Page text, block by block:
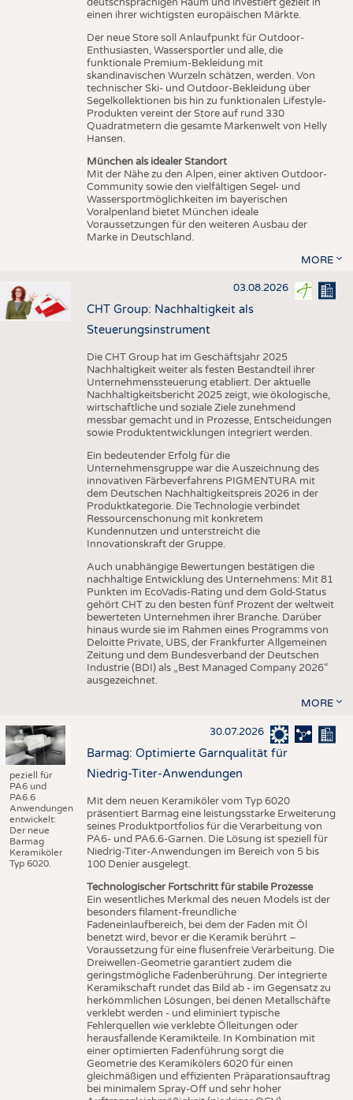
einen ihrer wichtigsten europäischen Märkte.
Der neue Store soll Anlaufpunkt für Outdoor-
Enthusiasten, Wassersportler und alle, die
funktionale Premium-Bekleidung mit
skandinavischen Wurzeln schätzen, werden. Von
technischer Ski- und Outdoor-Bekleidung über
Segelkollektionen bis hin zu funktionalen Lifestyle-
Produkten vereint der Store auf rund 330
Quadratmetern die gesamte Markenwelt von Helly
Hansen.
München als idealer Standort
Mit der Nähe zu den Alpen, einer aktiven Outdoor-
Community sowie den vielfältigen Segel- und
Wassersportmöglichkeiten im bayerischen
Voralpenland bietet München ideale
Voraussetzungen für den weiteren Ausbau der
Marke in Deutschland.
MORE
03.08.2026
CHT Group: Nachhaltigkeit als
Steuerungsinstrument
Die CHT Group hat im Geschäftsjahr 2025
Nachhaltigkeit weiter als festen Bestandteil ihrer
Unternehmenssteuerung etabliert. Der aktuelle
Nachhaltigkeitsbericht 2025 zeigt, wie ökologische,
wirtschaftliche und soziale Ziele zunehmend
messbar gemacht und in Prozesse, Entscheidungen
sowie Produktentwicklungen integriert werden.
Ein bedeutender Erfolg für die
Unternehmensgruppe war die Auszeichnung des
innovativen Färbeverfahrens PIGMENTURA mit
dem Deutschen Nachhaltigkeitspreis 2026 in der
Produktkategorie. Die Technologie verbindet
Ressourcenschonung mit konkretem
Kundennutzen und unterstreicht die
Innovationskraft der Gruppe.
Auch unabhängige Bewertungen bestätigen die
nachhaltige Entwicklung des Unternehmens: Mit 81
Punkten im EcoVadis-Rating und dem Gold-Status
gehört CHT zu den besten fünf Prozent der weltweit
bewerteten Unternehmen ihrer Branche. Darüber
hinaus wurde sie im Rahmen eines Programms von
Deloitte Private, UBS, der Frankfurter Allgemeinen
Zeitung und dem Bundesverband der Deutschen
Industrie (BDI) als „Best Managed Company 2026“
ausgezeichnet.
MORE
peziell für
PA6 und
PA6.6
Anwendungen
entwickelt:
Der neue
Barmag
Keramiköler
Typ 6020.
30.07.2026
Barmag: Optimierte Garnqualität für
Niedrig-Titer-Anwendungen
Mit dem neuen Keramiköler vom Typ 6020
präsentiert Barmag eine leistungsstarke Erweiterung
seines Produktportfolios für die Verarbeitung von
PA6- und PA6.6-Garnen. Die Lösung ist speziell für
Niedrig-Titer-Anwendungen im Bereich von 5 bis
100 Denier ausgelegt.
Technologischer Fortschritt für stabile Prozesse
Ein wesentliches Merkmal des neuen Models ist der
besonders filament-freundliche
Fadeneinlaufbereich, bei dem der Faden mit Öl
benetzt wird, bevor er die Keramik berührt –
Voraussetzung für eine flusenfreie Verarbeitung. Die
Dreiwellen-Geometrie garantiert zudem die
geringstmögliche Fadenberührung. Der integrierte
Keramikschaft rundet das Bild ab - im Gegensatz zu
herkömmlichen Lösungen, bei denen Metallschäfte
verklebt werden - und eliminiert typische
Fehlerquellen wie verklebte Ölleitungen oder
herausfallende Keramikteile. In Kombination mit
einer optimierten Fadenführung sorgt die
Geometrie des Keramikölers 6020 für einen
gleichmäßigen und effizienten Präparationsauftrag
bei minimalem Spray-Off und sehr hoher